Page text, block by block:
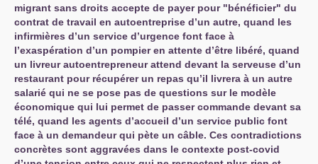
migrant sans droits accepte de payer pour "bénéficier" du
contrat de travail en autoentreprise d’un autre, quand les
infirmières d’un service d’urgence font face à
l’exaspération d’un pompier en attente d’être libéré, quand
un livreur autoentrepreneur attend devant la serveuse d’un
restaurant pour récupérer un repas qu’il livrera à un autre
salarié qui ne se pose pas de questions sur le modèle
économique qui lui permet de passer commande devant sa
télé, quand les agents d’accueil d’un service public font
face à un demandeur qui pète un câble. Ces contradictions
concrètes sont aggravées dans le contexte post-covid